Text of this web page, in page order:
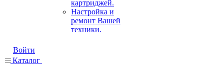
картриджей.
Настройка и
ремонт Вашей
техники.
Войти
Каталог